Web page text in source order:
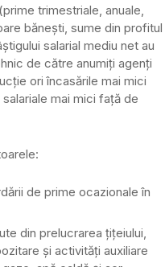
trimestriale, anuale,
băneşti, sume din profitul
salarial mediu net au
de către anumiţi agenţi
ori încasările mai mici
mai mici faţă de
de prime ocazionale în
din prelucrarea ţiţeiului,
şi activităţi auxiliare